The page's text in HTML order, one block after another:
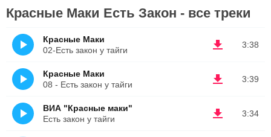
Красные Маки Есть Закон - все треки
3:38
Красные Маки
02-Есть закон у тайги
3:39
Красные Маки
08 - Есть закон у тайги
3:34
ВИА "Красные маки"
Есть закон у тайги